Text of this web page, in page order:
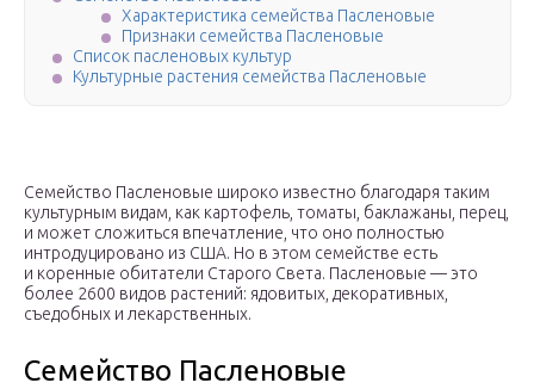
Характеристика семейства Пасленовые
Признаки семейства Пасленовые
Список пасленовых культур
Культурные растения семейства Пасленовые
Семейство Пасленовые широко известно благодаря таким
культурным видам, как картофель, томаты, баклажаны, перец,
и может сложиться впечатление, что оно полностью
интродуцировано из США. Но в этом семействе есть
и коренные обитатели Старого Света. Пасленовые — это
более 2600 видов растений: ядовитых, декоративных,
съедобных и лекарственных.
Семейство Пасленовые